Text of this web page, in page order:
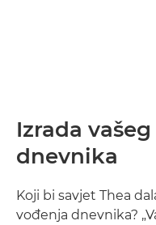
Izrada
dnevnika
Koji bi savjet Thea
vođenja dnevnika?